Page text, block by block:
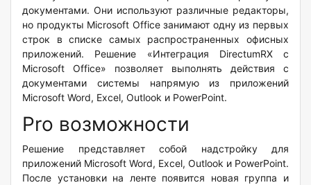
документами. Они используют различные редакторы,
но продукты Microsoft Office занимают одну из первых
строк в списке самых распространенных офисных
приложений. Решение «Интеграция DirectumRXс
Microsoft
Office» позволяет выполнять действия с
документами системы напрямую из приложений
Microsoft Word, Excel, Outlook и PowerPoint.
Pro возможности
Решение представляет собой надстройку для
приложений Microsoft Word, Excel, Outlook и PowerPoint.
После установки на ленте появится новая группа и